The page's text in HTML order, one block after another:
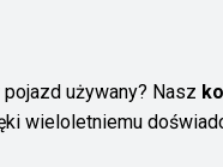
używany? Nasz
wieloletniemu